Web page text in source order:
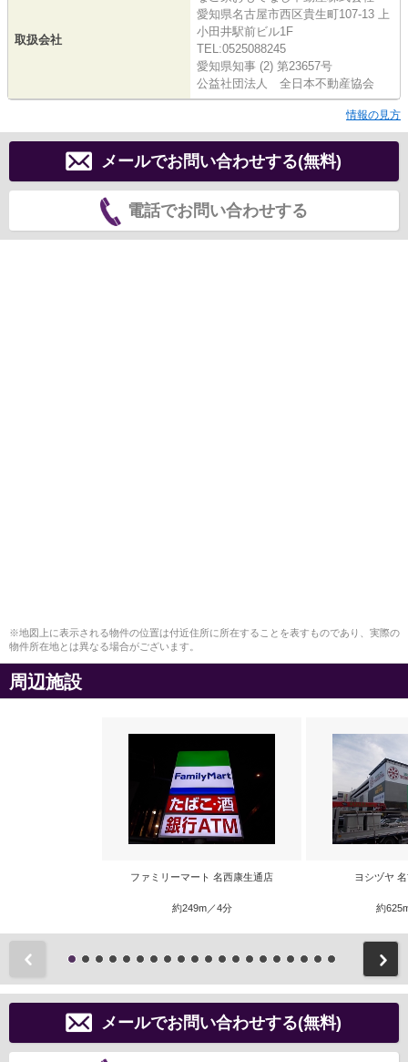
取扱会社
愛知県名古屋市西区貴生町107-13 上
小田井駅前ビル1F
TEL:0525088245
愛知県知事 (2) 第23657号
公益社団法人 全日本不動産協会
情報の見方
メールでお問い合わせする(無料)
電話でお問い合わせする
※地図上に表示される物件の位置は付近住所に所在することを表すものであり、実際の
物件所在地とは異なる場合がございます。
周辺施設
ファミリーマート 名西康生通店
約249m／4分
ヨシヅヤ
約
メールでお問い合わせする(無料)